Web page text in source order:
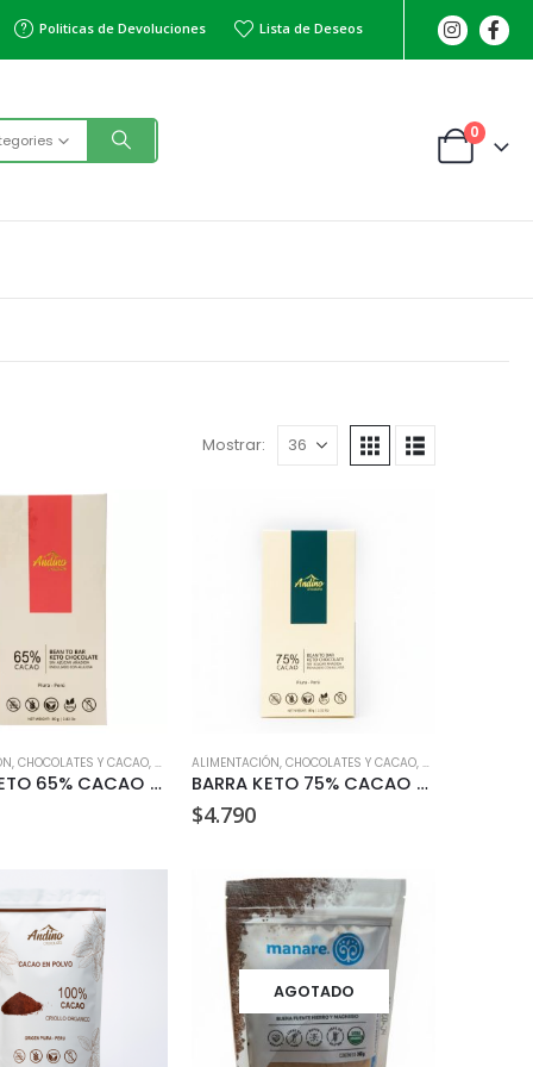
Politicas de Devoluciones Lista de Deseos
0
Mostrar:
AZÚCAR,SIN GLUTEN
, CHOCOLATES Y CACAO, SIN AZÚCAR,SIN GLUTEN,SIN LACTOSA,VEGANO
BARRA KETO 65% CACAO ANDINO 80 GR
ALIMENTACIÓN, CHOCOLATES Y CACAO, SIN AZÚCAR
BARRA KETO 75% CACAO ANDINO 80 GR
$4.790
AGOTADO